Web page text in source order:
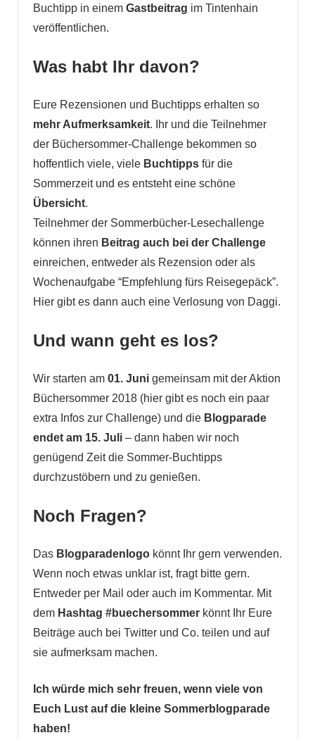
Buchtipp in einem Gastbeitrag im Tintenhain
veröffentlichen.
Was habt Ihr davon?
Eure Rezensionen und Buchtipps erhalten so
mehr Aufmerksamkeit. Ihr und die Teilnehmer
der Büchersommer-Challenge bekommen so
hoffentlich viele, viele Buchtippsfür die
Sommerzeit und es entsteht eine schöne
Übersicht.
Teilnehmer der Sommerbücher-Lesechallenge
können ihren Beitrag auch bei der Challenge
einreichen, entweder als Rezension oder als
Wochenaufgabe “Empfehlung fürs Reisegepäck”.
Hier gibt es dann auch eine Verlosung von Daggi.
Und wann geht es los?
Wir starten am 01. Junigemeinsam mit der Aktion
Büchersommer 2018 (hier gibt es noch ein paar
extra Infos zur Challenge) und die Blogparade
endet am 15. Juli– dann haben wir noch
genügend Zeit die Sommer-Buchtipps
durchzustöbern und zu genießen.
Noch Fragen?
Das Blogparadenlogokönnt Ihr gern verwenden.
Wenn noch etwas unklar ist, fragt bitte gern.
Entweder per Mail oder auch im Kommentar. Mit
dem Hashtag #buechersommerkönnt Ihr Eure
Beiträge auch bei Twitter und Co. teilen und auf
sie aufmerksam machen.
Ich würde mich sehr freuen, wenn viele von
Euch Lust auf die kleine Sommerblogparade
haben!